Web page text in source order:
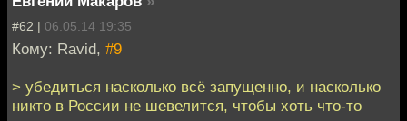
#62 | 06.05.14 19:35
Кому: Ravid, #9
> убедиться насколько всё запущенно, и насколько
никто в России не шевелится, чтобы хоть что-то